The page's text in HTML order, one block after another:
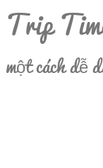
Trip
một cách dễ